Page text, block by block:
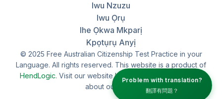
Iwu Nzuzu
Iwu Ọrụ
Ihe Ọkwa Mkparị
Kpọtụrụ Anyị
© 2025 Free Australian Citizenship Test Practice in your
Language. All rights reserved. This website is a product of
HendLogic. Visit our websitehendlogic.au
about our work.
Problem with translation?
翻譯有問題？